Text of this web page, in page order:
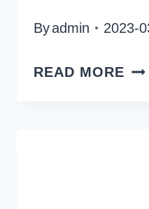
Byadmin 2023-
READ MORE NU